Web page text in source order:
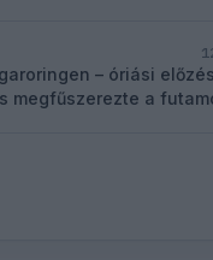
– óriási előzés
megfűszerezte a